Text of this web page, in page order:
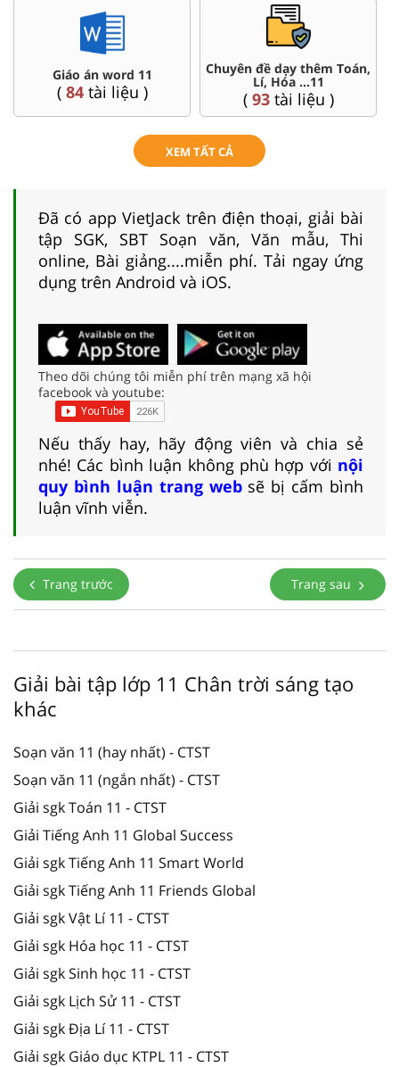
Chuyên đề dạy thêm Toán,
Lí, Hóa ...11
( 93
Đề thi HSG
(8
XEM TẤT CẢ
Đã có app VietJack trên điện thoại, giải bài
tập SGK, SBT Soạn văn, Văn mẫu, Thi
online, Bài giảng....miễn phí. Tải ngay ứng
dụng trên Android và iOS.
Theo dõi chúng tôi miễn phí trên mạng xã hội
facebook và youtube:
Nếu thấy hay, hãy động viên và chia sẻ
nhé! Các bình luận không phù hợp với nội
quy bình luận trang websẽ bị cấm bình
luận vĩnh viễn.
Trang trước Trang sau
Giải bài tập lớp 11 Chân trời sáng tạo
khác
Soạn văn 11 (hay nhất) - CTST
Soạn văn 11 (ngắn nhất) - CTST
Giải sgk Toán 11 - CTST
Giải Tiếng Anh 11 Global Success
Giải sgk Tiếng Anh 11 Smart World
Giải sgk Tiếng Anh 11 Friends Global
Giải sgk Vật Lí 11 - CTST
Giải sgk Hóa học 11 - CTST
Giải sgk Sinh học 11 - CTST
Giải sgk Lịch Sử 11 - CTST
Giải sgk Địa Lí 11 - CTST
Giải sgk Giáo dục KTPL 11 - CTST